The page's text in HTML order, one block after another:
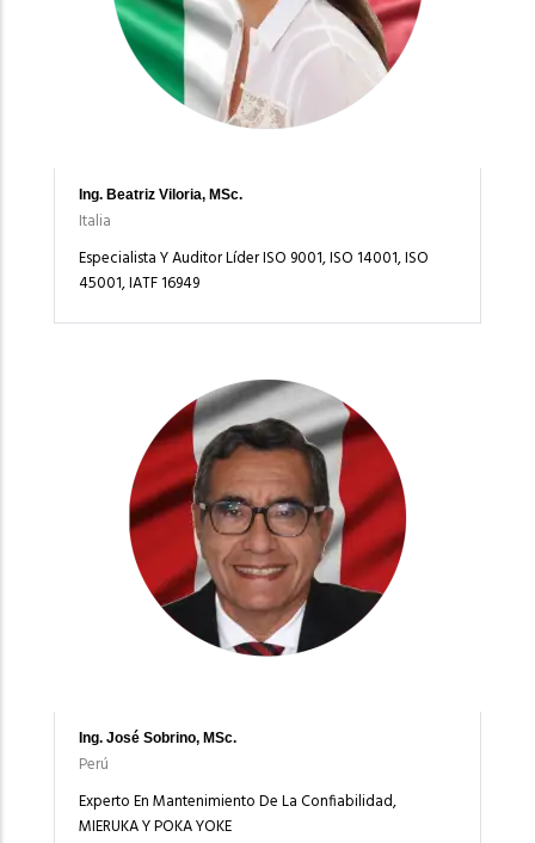
Ing. Beatriz Viloria, MSc.
Italia
Especialista Y Auditor Líder ISO 9001, ISO 14001, ISO
45001, IATF 16949
Ing. José Sobrino, MSc.
Perú
Experto En Mantenimiento De La Confiabilidad,
MIERUKA Y POKA YOKE